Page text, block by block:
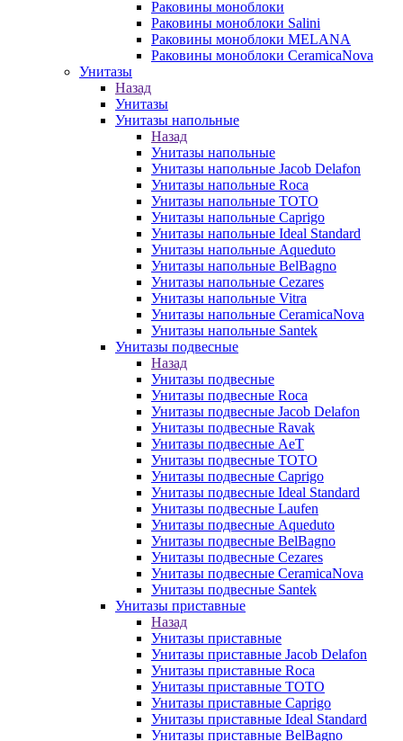
Раковины моноблоки
Раковины моноблоки Salini
Раковины моноблоки MELANA
Раковины моноблоки CeramicaNova
Унитазы
Назад
Унитазы
Унитазы напольные
Назад
Унитазы напольные
Унитазы напольные Jacob Delafon
Унитазы напольные Roca
Унитазы напольные TOTO
Унитазы напольные Caprigo
Унитазы напольные Ideal Standard
Унитазы напольные Aqueduto
Унитазы напольные BelBagno
Унитазы напольные Cezares
Унитазы напольные Vitra
Унитазы напольные CeramicaNova
Унитазы напольные Santek
Унитазы подвесные
Назад
Унитазы подвесные
Унитазы подвесные Roca
Унитазы подвесные Jacob Delafon
Унитазы подвесные Ravak
Унитазы подвесные AeT
Унитазы подвесные TOTO
Унитазы подвесные Caprigo
Унитазы подвесные Ideal Standard
Унитазы подвесные Laufen
Унитазы подвесные Aqueduto
Унитазы подвесные BelBagno
Унитазы подвесные Cezares
Унитазы подвесные CeramicaNova
Унитазы подвесные Santek
Унитазы приставные
Назад
Унитазы приставные
Унитазы приставные Jacob Delafon
Унитазы приставные Roca
Унитазы приставные TOTO
Унитазы приставные Caprigo
Унитазы приставные Ideal Standard
Унитазы приставные BelBagno